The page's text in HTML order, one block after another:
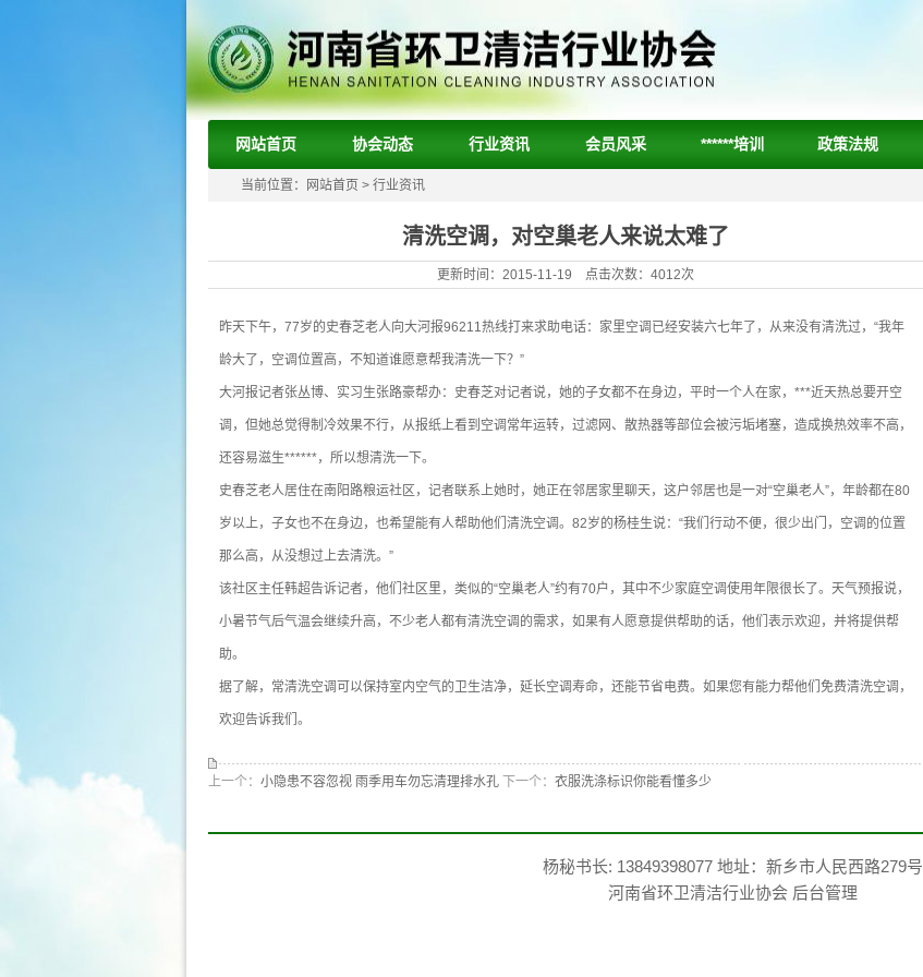
网站首页 协会动态 行业资讯 会员风采 ******培训 政策法规
当前位置： 网站首页 > 行业资讯
清洗空调，对空巢老人来说太难了
更新时间：2015-11-19 点击次数：4012次
昨天下午，77岁的史春芝老人向大河报96211热线打来求助电话：家里空调已经安装六七年了，从来没有清洗过，“我年
龄大了，空调位置高，不知道谁愿意帮我清洗一下？”
大河报记者张丛博、实习生张路豪帮办：史春芝对记者说，她的子女都不在身边，平时一个人在家，***近天热总要开空
调，但她总觉得制冷效果不行，从报纸上看到空调常年运转，过滤网、散热器等部位会被污垢堵塞，造成换热效率不高，
还容易滋生******，所以想清洗一下。
史春芝老人居住在南阳路粮运社区，记者联系上她时，她正在邻居家里聊天，这户邻居也是一对“空巢老人”，年龄都在80
岁以上，子女也不在身边，也希望能有人帮助他们清洗空调。82岁的杨桂生说：“我们行动不便，很少出门，空调的位置
那么高，从没想过上去清洗。”
该社区主任韩超告诉记者，他们社区里，类似的“空巢老人”约有70户，其中不少家庭空调使用年限很长了。天气预报说，
小暑节气后气温会继续升高，不少老人都有清洗空调的需求，如果有人愿意提供帮助的话，他们表示欢迎，并将提供帮
助。
据了解，常清洗空调可以保持室内空气的卫生洁净，延长空调寿命，还能节省电费。如果您有能力帮他们免费清洗空调，
欢迎告诉我们。
上一个： 小隐患不容忽视 雨季用车勿忘清理排水孔 下一个： 衣服洗涤标识你能看懂多少
杨秘书长: 13849398077 地址：新乡市人民西路279号
河南省环卫清洁行业协会 后台管理